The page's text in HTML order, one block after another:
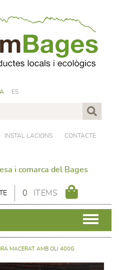
ES
INSTAL·LACIONS CONTACTE
i comarca del Bages
0 ITEMS
MACERAT AMB OLI 400G